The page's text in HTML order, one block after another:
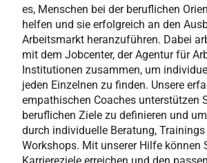
es, Menschen bei der beruflichen
helfen und sie erfolgreich an den
Arbeitsmarkt heranzuführen. Dabei
mit dem Jobcenter, der Agentur für
Institutionen zusammen, um
jeden Einzelnen zu finden. Unsere
empathischen Coaches unterstützen
beruflichen Ziele zu definieren und
durch individuelle Beratung, Trainings
Workshops. Mit unserer Hilfe können